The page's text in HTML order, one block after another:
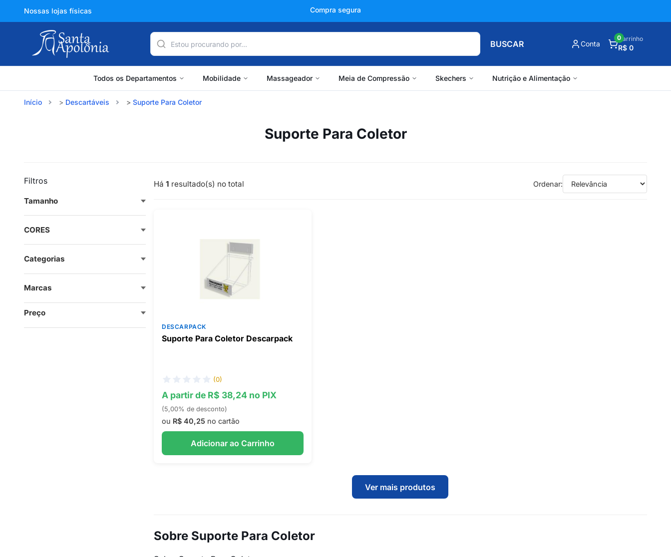
Nossas lojas físicas Compra segura
BUSCAR Conta
Carrinho
R$ 0
0
Todos os Departamentos Mobilidade Massageador Meia de Compressão Skechers Nutrição e Alimentação
Início Descartáveis Suporte Para Coletor
Suporte Para Coletor
Filtros
Preço
CORES
Tamanho
Categorias
Marcas
Há 1 resultado(s) no total Ordenar:
DESCARPACK
Suporte Para Coletor Descarpack
(0)
A partir de R$ 38,24 no PIX
(5,00% de desconto)
ou R$ 40,25 no cartão
Adicionar ao Carrinho
Ver mais produtos
Sobre Suporte Para Coletor